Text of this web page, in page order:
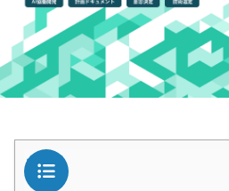
目次